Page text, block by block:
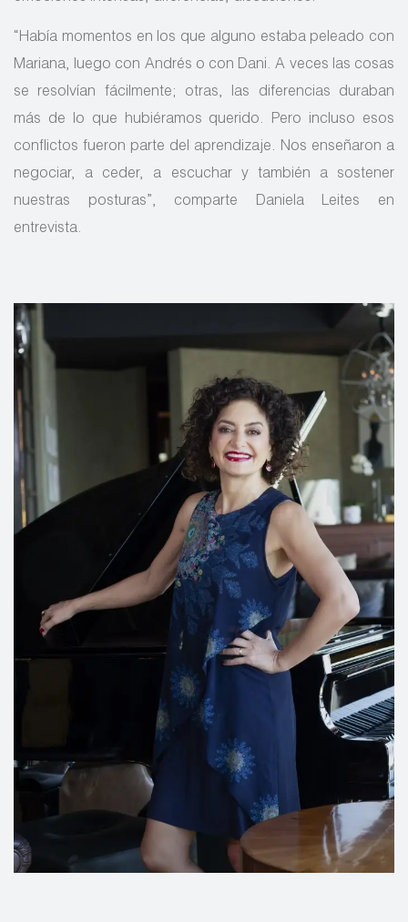
“Había momentos en los que alguno estaba peleado con
Mariana, luego con Andrés o con Dani. A veces las cosas
se resolvían fácilmente; otras, las diferencias duraban
más de lo que hubiéramos querido. Pero incluso esos
conflictos fueron parte del aprendizaje. Nos enseñaron a
negociar, a ceder, a escuchar y también a sostener
nuestras posturas”, comparte Daniela Leites en
entrevista.